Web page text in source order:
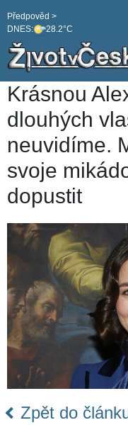
DNES: 28.2°C
Předpověd >
Krásnou
dlouhých
neuvidíme.
svoje
dopustit
Zpět do